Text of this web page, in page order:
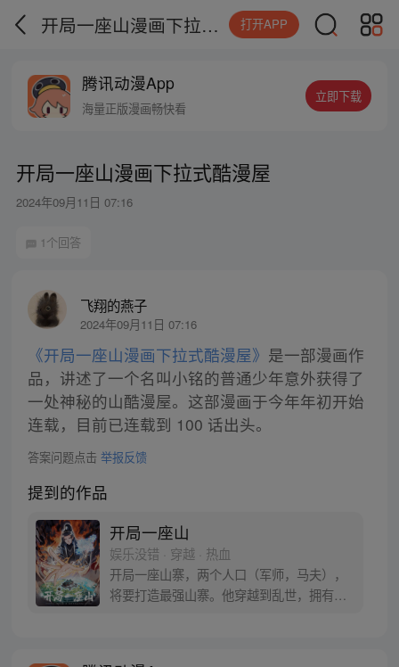
开局一座山漫画下拉式酷漫屋 打开APP
腾讯动漫App
海量正版漫画畅快看
立即下载
开局一座山漫画下拉式酷漫屋
2024年09月11日 07:16
1个回答
飞翔的燕子
2024年09月11日 07:16
《开局一座山漫画下拉式酷漫屋》 是一部漫画作
品，讲述了一个名叫小铭的普通少年意外获得了
一处神秘的山酷漫屋。这部漫画于今年年初开始
连载，目前已连载到 100 话出头。
答案问题点击 举报反馈
提到的作品
开局一座山
娱乐没错 · 穿越 · 热血
开局一座山寨，两个人口（军师，马夫），
将要打造最强山寨。他穿越到乱世，拥有一